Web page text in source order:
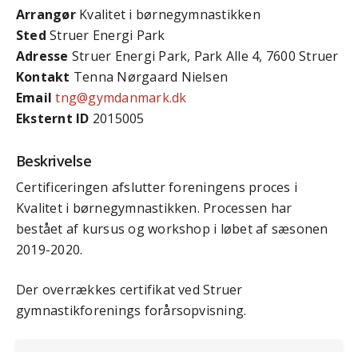
ArrangørKvalitet i børnegymnastikken
Sted Struer Energi Park
Adresse Struer Energi Park, Park Alle 4, 7600 Struer
Kontakt Tenna Nørgaard Nielsen
Email tng@gymdanmark.dk
Eksternt ID 2015005
Beskrivelse
Certificeringen afslutter foreningens proces i
Kvalitet i børnegymnastikken. Processen har
bestået af kursus og workshop i løbet af sæsonen
2019-2020.
Der overrækkes certifikat ved Struer
gymnastikforenings forårsopvisning.